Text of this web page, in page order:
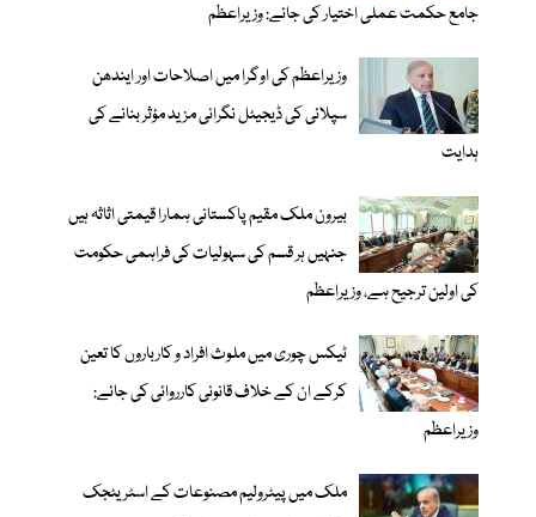
جامع حکمت عملی اختیار کی جائے: وزیراعظم
وزیراعظم کی اوگرا میں اصلاحات اور ایندھن
سپلائی کی ڈیجیٹل نگرانی مزید مؤثر بنانے کی
ہدایت
بیرون ملک مقیم پاکستانی ہمارا قیمتی اثاثہ ہیں
جنہیں ہر قسم کی سہولیات کی فراہمی حکومت
کی اولین ترجیح ہے، وزیراعظم
ٹیکس چوری میں ملوث افراد و کارباروں کا تعین
کرکے ان کے خلاف قانونی کارروائی کی جائے:
وزیراعظم
ملک میں پیٹرولیم مصنوعات کے اسٹریٹجک